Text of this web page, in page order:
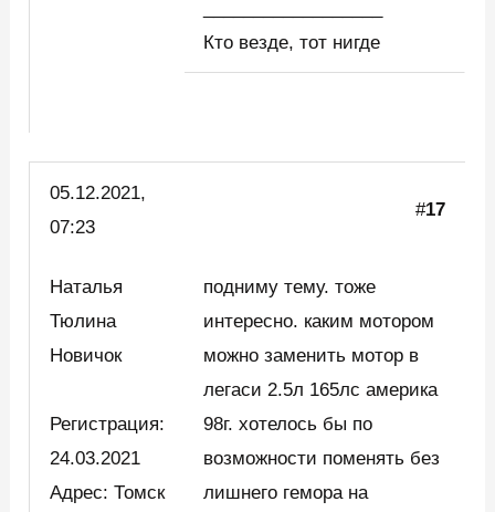
Кто везде, тот нигде
05.12.2021,
07:23
#17
Наталья
Тюлина
Новичок
Регистрация:
24.03.2021
Адрес: Томск
подниму тему. тоже
интересно. каким мотором
можно заменить мотор в
легаси 2.5л 165лс америка
98г. хотелось бы по
возможности поменять без
лишнего гемора на